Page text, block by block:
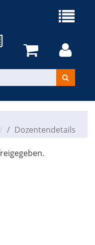
Dozentendetails